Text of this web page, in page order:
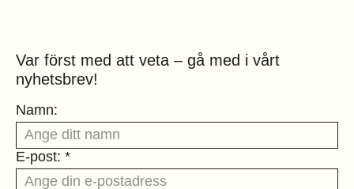
Var först med att veta – gå med i vårt
nyhetsbrev!
Namn:
E-post: *